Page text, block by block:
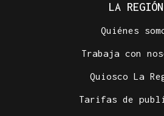
LA REGIÓN
Quiénes
Trabaja con
Quiosco La
Tarifas de